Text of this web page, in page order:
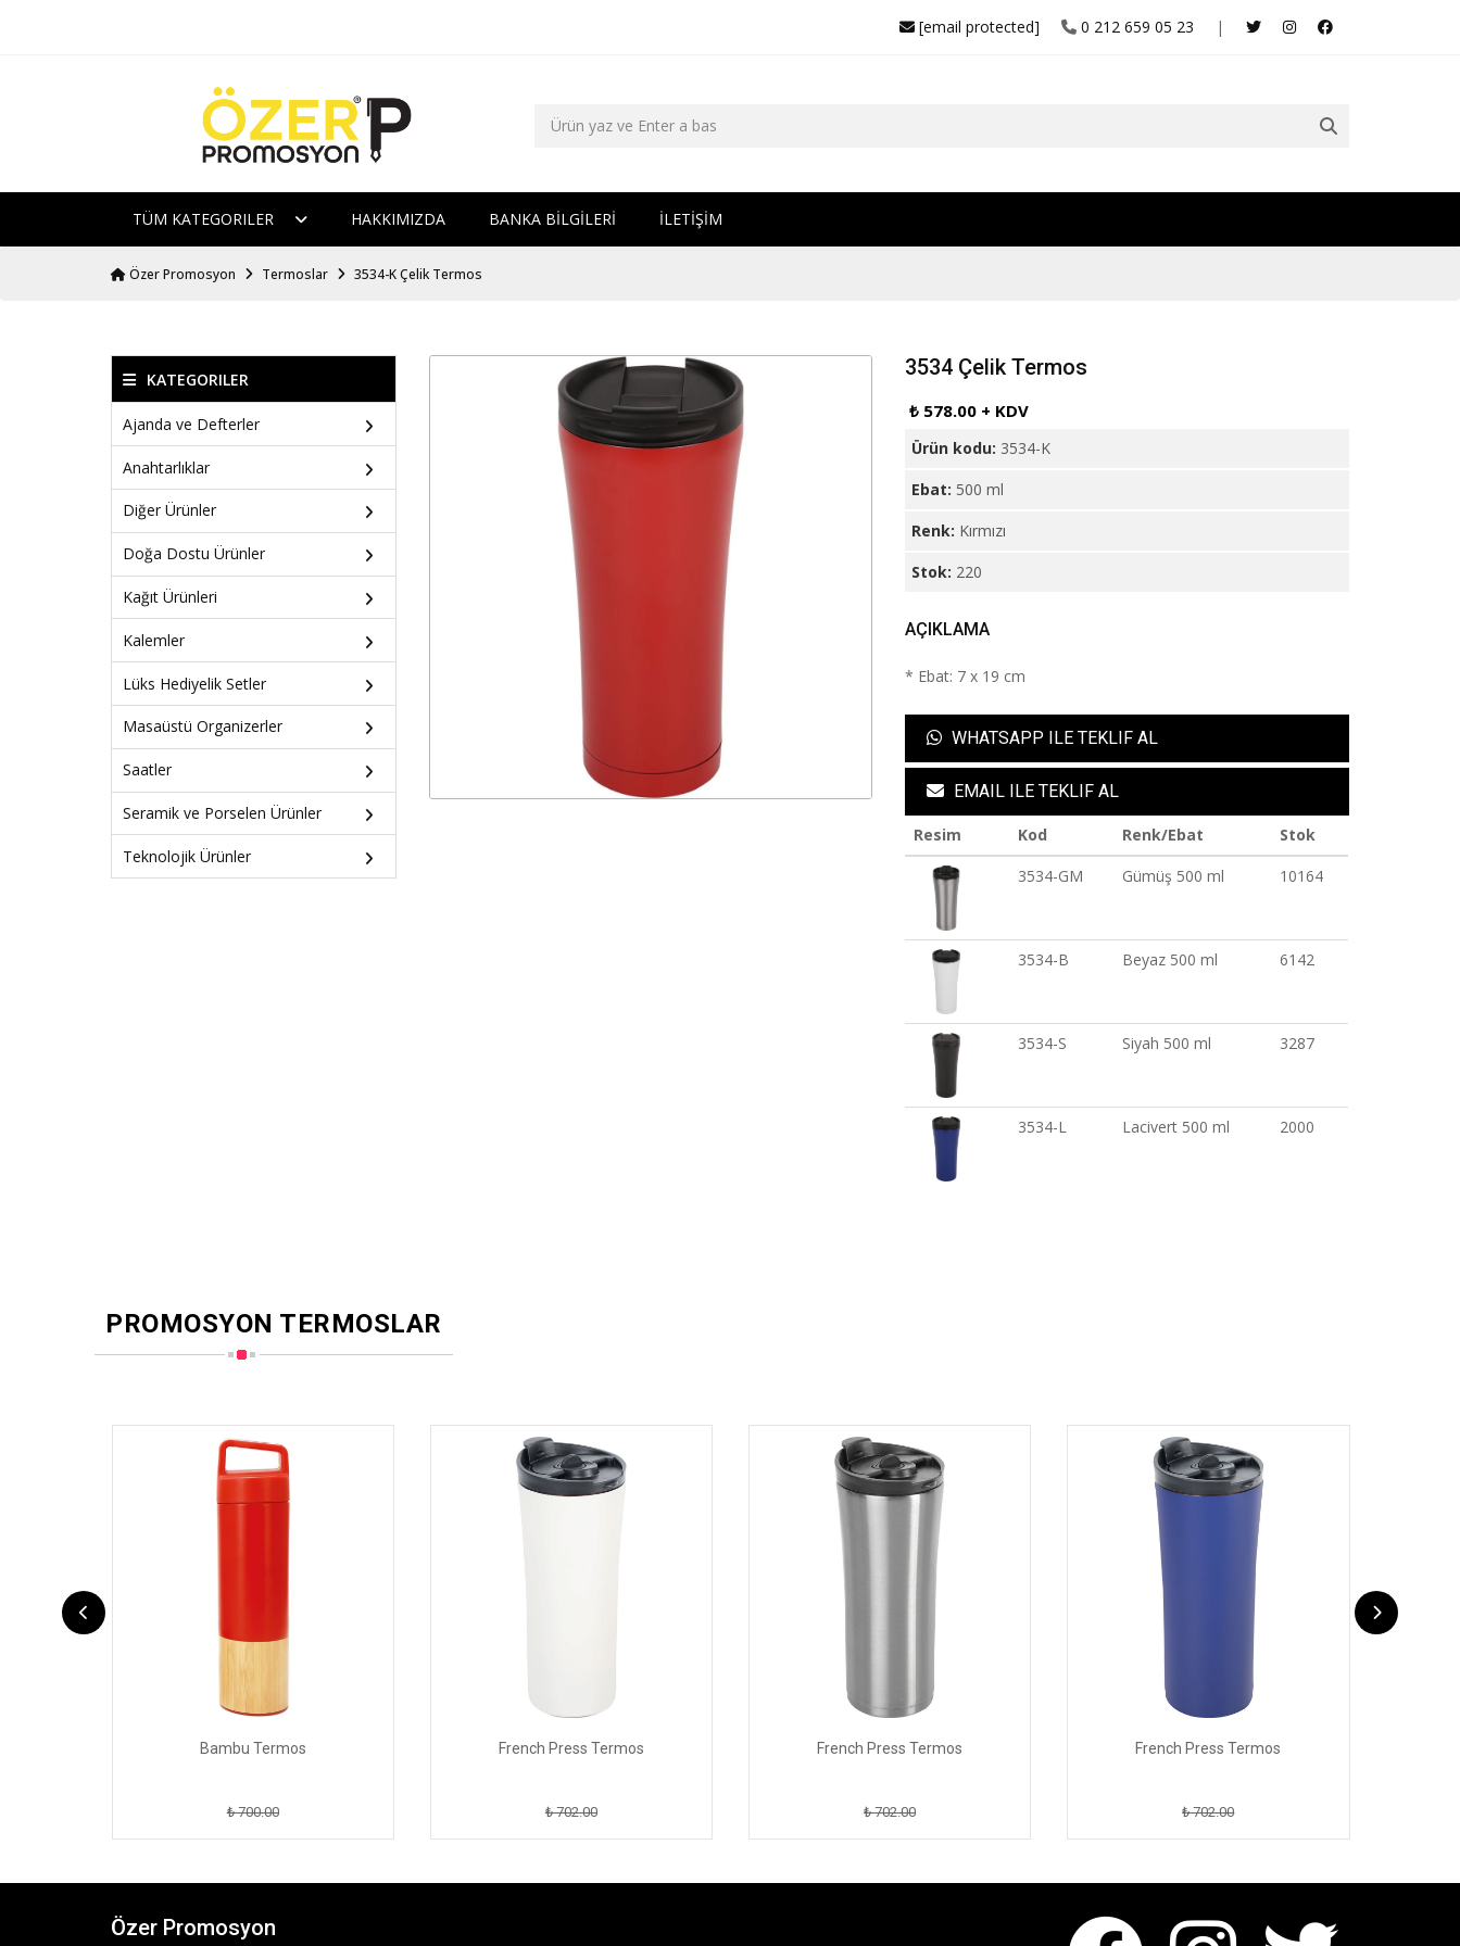
|
0 212 659 05 23
[email protected]
TÜM KATEGORILER HAKKIMIZDA BANKA BİLGİLERİ İLETİŞİM
Özer Promosyon Termoslar 3534-K Çelik Termos
KATEGORILER
Ajanda ve Defterler
Anahtarlıklar
Diğer Ürünler
Doğa Dostu Ürünler
Kağıt Ürünleri
Kalemler
Lüks Hediyelik Setler
Masaüstü Organizerler
Saatler
Seramik ve Porselen Ürünler
Teknolojik Ürünler
3534 Çelik Termos
₺ 578.00 + KDV
Ürün kodu: 3534-K
Ebat: 500 ml
Renk: Kırmızı
Stok: 220
AÇIKLAMA
* Ebat: 7 x 19 cm
WHATSAPP ILE TEKLIF AL
EMAIL ILE TEKLIF AL
Resim Kod Renk/Ebat
Stok
3534-GM
Gümüş 500 ml 10164
3534-B Beyaz 500 ml 6142
3534-S Siyah 500 ml 3287
3534-L Lacivert 500 ml 2000
PROMOSYON TERMOSLAR
Bambu Termos
₺ 700.00
French Press Termos
₺ 702.00
French Press Termos
₺ 702.00
French Press Termos
₺ 702.00
Özer Promosyon